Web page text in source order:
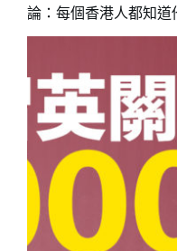
論：每個香港人都知道